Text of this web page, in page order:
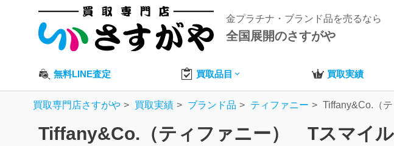
金プラチナ・ブランド品を売るなら
全国展開のさすがや
無料LINE査定 買取品目 買取実績
買取専門店さすがや 買取実績 ブランド品 ティファニー Tiffany&Co.（
Tiffany&Co.（ティファニー） Tスマイ